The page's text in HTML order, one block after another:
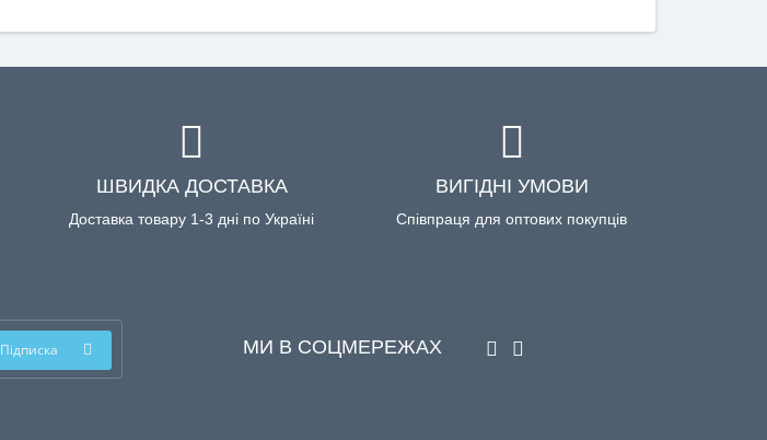
ШВИДКА ДОСТАВКА
Доставка товару 1-3 дні по Україні
ВИГІДНІ УМОВИ
Співпраця для оптових покупців
Підписка МИ В СОЦМЕРЕЖАХ